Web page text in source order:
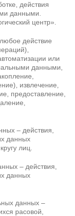
действия
данными.
центр».
действие
или
данными,
извлечение,
предоставление,
– действия,
данных
лиц.
– действия,
данных
данных –
расовой,